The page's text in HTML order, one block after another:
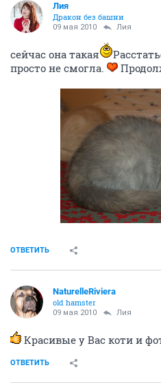
Лия
Дракон без башни
09 мая 2010 Лия
сейчас она такая
просто не смогла.
ОТВЕТИТЬ
NaturelleRiviera
old hamster
09 мая 2010 Лия
Красивые у Вас коти и
ОТВЕТИТЬ